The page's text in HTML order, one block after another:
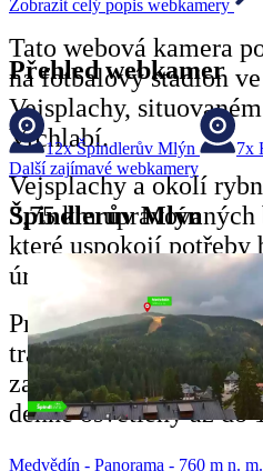
Zobrazit celý popis webkamery
Tato webová kamera
na fotbalový stadion
Vejsplachy,
Vrchlabí.
Vejsplachy a okolí
3,75 km
které uspokojí potřeby
úrovní.
Pro zajištění
tratě v případě
zasněžovány a pro
denně osvětleny až do
Přehled webkamer
12x Špindlerův Mlýn 7x
Další zajímavé webkamery
Špindlerův Mlýn
Medvědín - Panorama - 760 m n. m.